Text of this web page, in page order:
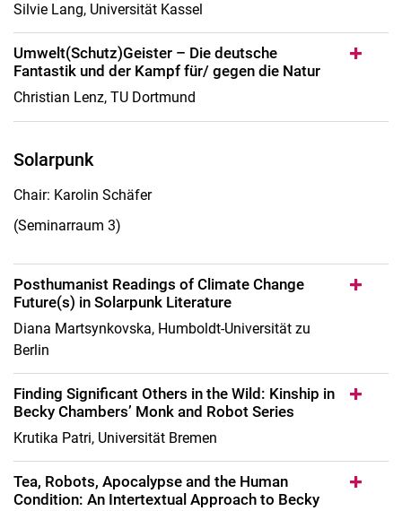
Silvie Lang, Universität Kassel
Umwelt(Schutz)Geister – Die deutsche
Fantastik und der Kampf für/ gegen die Natur
Christian Lenz, TU Dortmund
Solarpunk
Chair: Karolin Schäfer
(Seminarraum 3)
Posthumanist Readings of Climate Change
Future(s) in Solarpunk Literature
Diana Martsynkovska, Humboldt-Universität zu
Berlin
Finding Significant Others in the Wild: Kinship in
Becky Chambers’ Monk and Robot Series
Krutika Patri, Universität Bremen
Tea, Robots, Apocalypse and the Human
Condition: An Intertextual Approach to Becky